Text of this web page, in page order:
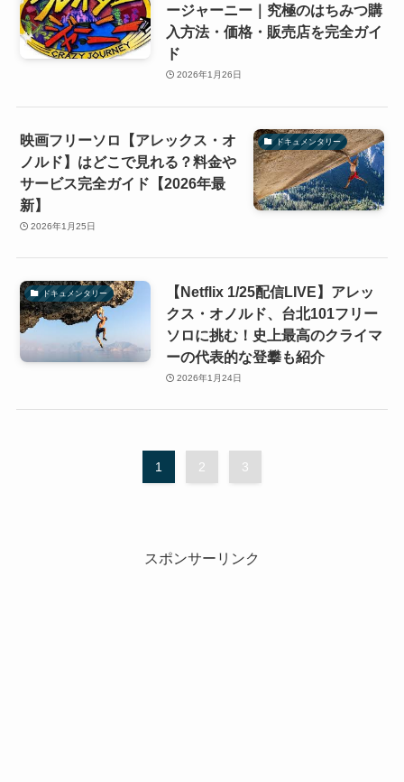
ージャーニー｜究極のはちみつ購
入方法・価格・販売店を完全ガイ
ド
2026年1月26日
ドキュメンタリー
映画フリーソロ【アレックス・オ
ノルド】はどこで見れる？料金や
サービス完全ガイド【2026年最
新】
2026年1月25日
ドキュメンタリー
【Netflix 1/25配信LIVE】アレッ
クス・オノルド、台北101フリー
ソロに挑む！史上最高のクライマ
ーの代表的な登攀も紹介
2026年1月24日
1 2 3
スポンサーリンク